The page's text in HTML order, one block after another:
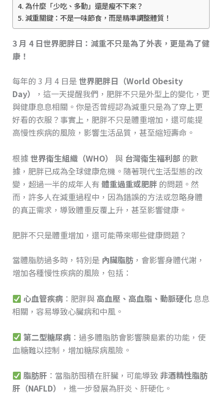
為什麼「少吃、多動」還是瘦不下來？
減重關鍵：不是一味節食，而是精準調整體質！
3 月 4 日世界肥胖日：減重不只是為了外表，更是為了健
康！
每年的 3 月 4 日是 世界肥胖日（World Obesity
Day）
，這一天提醒我們，肥胖不只是外型上的變化，更
與健康息息相關。你是否曾經認為減重只是為了穿上更
好看的衣服？事實上，肥胖不只是體重增加，還可能提
高慢性疾病的風險，影響生活品質，甚至縮短壽命。
根據 世界衛生組織（WHO） 與 台灣衛生福利部 的數
據，肥胖已成為全球健康危機。隨著現代生活型態的改
變，超過一半的成年人有 體重過重或肥胖的問題。然
而，許多人在減重過程中，因為錯誤的方法或忽略身體
的真正需求，導致體重反覆上升，甚至影響健康。
肥胖不只是體重增加，還可能帶來哪些健康問題？
當體脂肪過多時，特別是 內臟脂肪，會影響身體代謝，
增加各種慢性疾病的風險，包括：
心血管疾病：肥胖與 高血壓、高血脂、動脈硬化息息
相關，容易導致心臟病和中風。
第二型糖尿病：過多體脂肪會影響胰島素的功能，使
血糖難以控制，增加糖尿病風險。
脂肪肝：當脂肪囤積在肝臟，可能導致 非酒精性脂肪
肝（NAFLD）
，進一步發展為肝炎、肝硬化。